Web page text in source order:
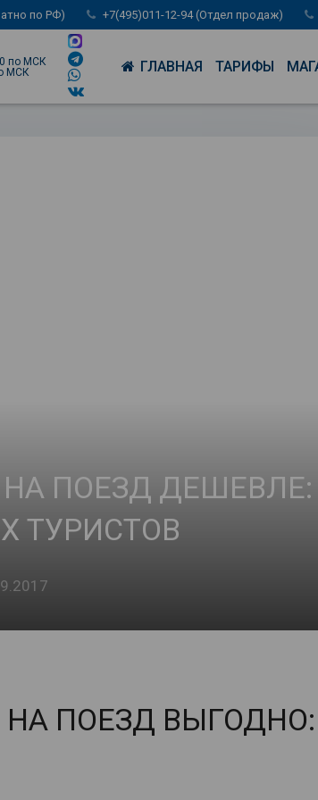
по РФ) +7(495)011-12-94 (Отдел продаж)
по МСК
МСК
ГЛАВНАЯ ТАРИФЫ
ПОЕЗД ДЕШЕВЛЕ:
ТУРИСТОВ
ПОЕЗД ВЫГОДНО: